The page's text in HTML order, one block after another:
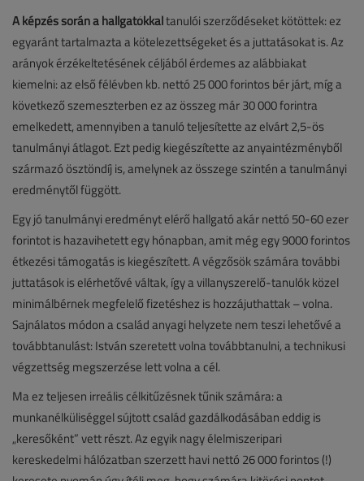
A képzés során a hallgatókkaltanulói szerződéseket kötöttek: ez
egyaránt tartalmazta a kötelezettségeket és a juttatásokat is. Az
arányok érzékeltetésének céljából érdemes az alábbiakat
kiemelni: az első félévben kb. nettó 25 000 forintos bér járt, míg a
következő szemeszterben ez az összeg már 30 000 forintra
emelkedett, amennyiben a tanuló teljesítette az elvárt 2,5-ös
tanulmányi átlagot. Ezt pedig kiegészítette az anyaintézményből
származó ösztöndíj is, amelynek az összege szintén a tanulmányi
eredménytől függött.
Egy jó tanulmányi eredményt elérő hallgató akár nettó 50-60 ezer
forintot is hazavihetett egy hónapban, amit még egy 9000 forintos
étkezési támogatás is kiegészített. A végzősök számára további
juttatások is elérhetővé váltak, így a villanyszerelő-tanulók közel
minimálbérnek megfelelő fizetéshez is hozzájuthattak – volna.
Sajnálatos módon a család anyagi helyzete nem teszi lehetővé a
továbbtanulást: István szeretett volna továbbtanulni, a technikusi
végzettség megszerzése lett volna a cél.
Ma ez teljesen irreális célkitűzésnek tűnik számára: a
munkanélküliséggel sújtott család gazdálkodásában eddig is
„keresőként” vett részt. Az egyik nagy élelmiszeripari
kereskedelmi hálózatban szerzett havi nettó 26 000 forintos (!)